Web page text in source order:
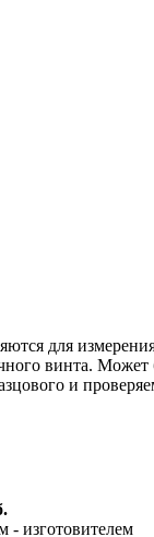
для
винта. Может
и
- изготовителем